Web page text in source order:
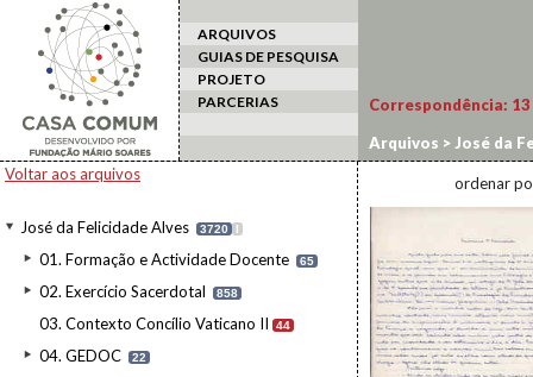
ARQUIVOS
GUIAS DE PESQUISA
PROJETO
PARCERIAS
Voltar aos arquivos
José da Felicidade Alves 3720 I
01. Formação e Actividade Docente 65
02. Exercício Sacerdotal 858
03. Contexto Concílio Vaticano II 44
04. GEDOC 22
Correspondência: 13
Arquivos > José da
ordenar